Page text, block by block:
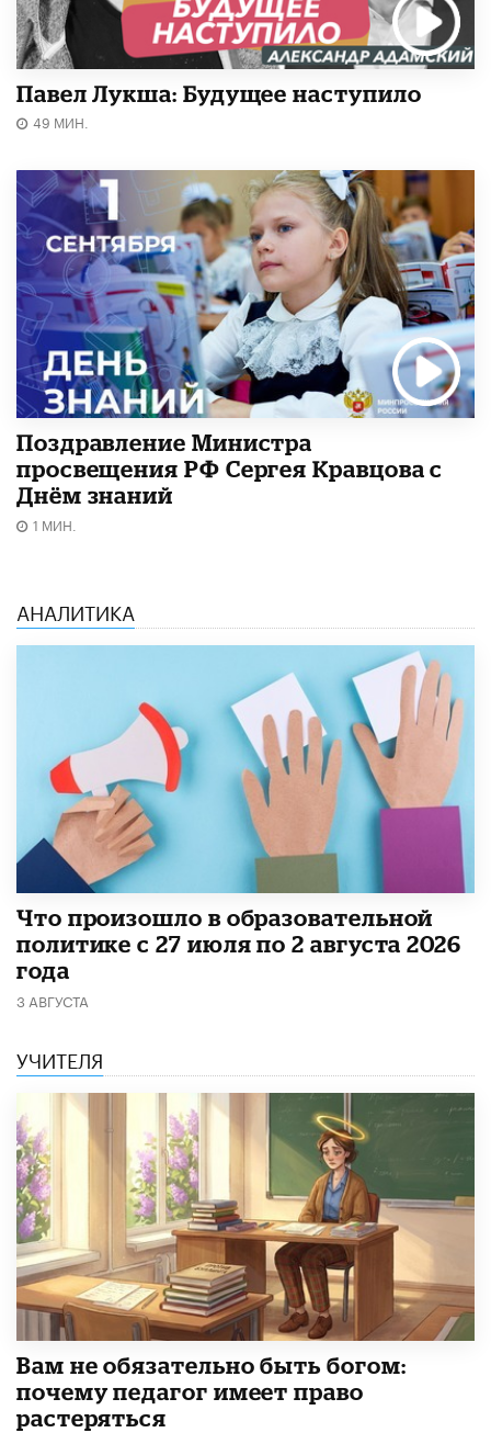
Павел Лукша: Будущее наступило
49 МИН.
Поздравление Министра
просвещения РФ Сергея Кравцова с
Днём знаний
1 МИН.
АНАЛИТИКА
​Что произошло в образовательной
политике с 27 июля по 2 августа 2026
года
3 АВГУСТА
УЧИТЕЛЯ
​Вам не обязательно быть богом:
почему педагог имеет право
растеряться